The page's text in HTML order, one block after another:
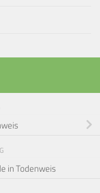
in Todenweis